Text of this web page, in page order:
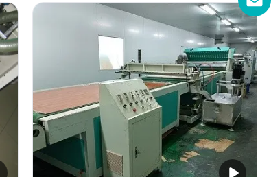
optimal production line efficiency. With a
coating width of 1320mm and precision
accuracy of ±0.02mm, this machine delivers
exceptional coating ...